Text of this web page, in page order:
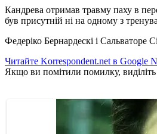
Кандрева отримав травму паху в
був присутній ні на одному з
Федеріко Бернардескі і Сальваторе
Читайте Korrespondent.net в Google
Якщо ви помітили помилку,